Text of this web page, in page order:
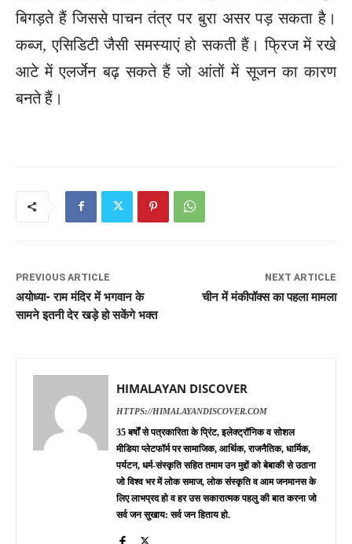
बिगड़ते हैं जिससे पाचन तंत्र पर बुरा असर पड़ सकता है।
कब्ज, एसिडिटी जैसी समस्याएं हो सकती हैं। फ्रिज में रखे
आटे में एलर्जेन बढ़ सकते हैं जो आंतों में सूजन का कारण
बनते हैं।
PREVIOUS ARTICLE
अयोध्या- राम मंदिर में भगवान के
सामने इतनी देर खड़े हो सकेंगे भक्त
NEXT ARTICLE
चीन में मंकीपॉक्स का पहला मामला
HIMALAYAN DISCOVER
HTTPS://HIMALAYANDISCOVER.COM
35 बर्षों से पत्रकारिता के प्रिंट, इलेक्ट्रॉनिक व सोशल
मीडिया प्लेटफॉर्म पर सामाजिक, आर्थिक, राजनैतिक, धार्मिक,
पर्यटन, धर्म-संस्कृति सहित तमाम उन मुद्दों को बेबाकी से उठाना
जो विश्व भर में लोक समाज, लोक संस्कृति व आम जनमानस के
लिए लाभप्रद हो व हर उस सकारात्मक पहलु की बात करना जो
सर्व जन सुखाय: सर्व जन हिताय हो.